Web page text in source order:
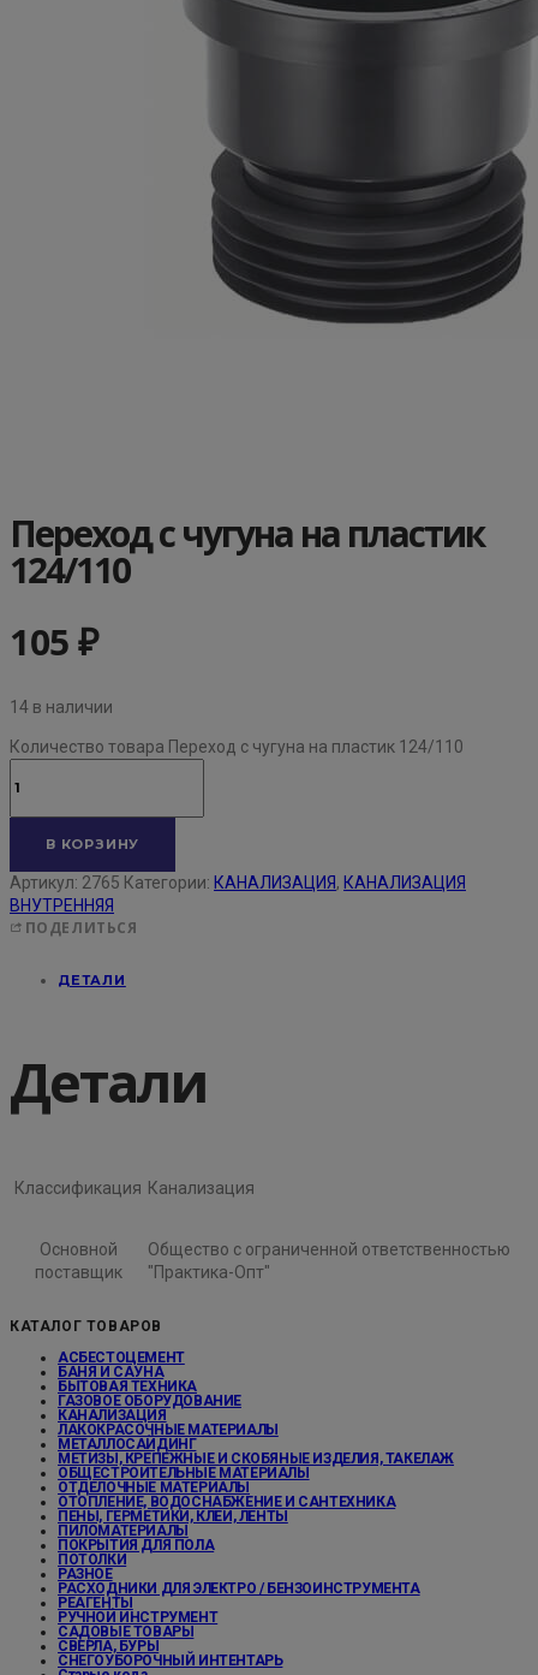
Переход с чугуна на пластик
124/110
105₽
14 в наличии
Количество товара Переход с чугуна на пластик 124/110
В КОРЗИНУ
Артикул: 2765 Категории: КАНАЛИЗАЦИЯ, КАНАЛИЗАЦИЯ
ВНУТРЕННЯЯ
ПОДЕЛИТЬСЯ
ДЕТАЛИ
Детали
Классификация Канализация
Основной
поставщик
Общество с ограниченной ответственностью
"Практика-Опт"
КАТАЛОГ ТОВАРОВ
АСБЕСТОЦЕМЕНТ
БАНЯ И САУНА
БЫТОВАЯ ТЕХНИКА
ГАЗОВОЕ ОБОРУДОВАНИЕ
КАНАЛИЗАЦИЯ
ЛАКОКРАСОЧНЫЕ МАТЕРИАЛЫ
МЕТАЛЛОСАЙДИНГ
МЕТИЗЫ, КРЕПЕЖНЫЕ И СКОБЯНЫЕ ИЗДЕЛИЯ, ТАКЕЛАЖ
ОБЩЕСТРОИТЕЛЬНЫЕ МАТЕРИАЛЫ
ОТДЕЛОЧНЫЕ МАТЕРИАЛЫ
ОТОПЛЕНИЕ, ВОДОСНАБЖЕНИЕ И САНТЕХНИКА
ПЕНЫ, ГЕРМЕТИКИ, КЛЕИ, ЛЕНТЫ
ПИЛОМАТЕРИАЛЫ
ПОКРЫТИЯ ДЛЯ ПОЛА
ПОТОЛКИ
РАЗНОЕ
РАСХОДНИКИ ДЛЯ ЭЛЕКТРО / БЕНЗОИНСТРУМЕНТА
РЕАГЕНТЫ
РУЧНОЙ ИНСТРУМЕНТ
САДОВЫЕ ТОВАРЫ
СВЕРЛА, БУРЫ
СНЕГОУБОРОЧНЫЙ ИНТЕНТАРЬ